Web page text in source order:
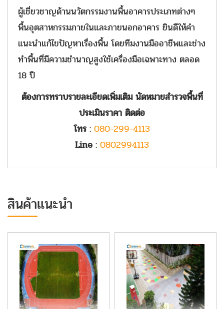
ผู้เชี่ยวชาญด้านนวัตกรรมงานพื้นอาคารประเภทต่างๆ
พื้นอุตสาหกรรมภายในและภายนอกอาคาร ยินดีให้คำ
แนะนำแก้ไขปัญหาเรื่องพื้น โดยทีมงานมืออาชีพและช่าง
ทำพื้นที่มีความชำนาญสูงใช้เครื่องมือเฉพาะทาง ตลอด
18 ปี
ต้องการทราบรายละเอียดเพิ่มเติม นัดหมายสำรวจพื้นที่
ประเมินราคา ติดต่อ
โทร: 080-299-4113
Line : 0802994113
สินค้าแนะนำ